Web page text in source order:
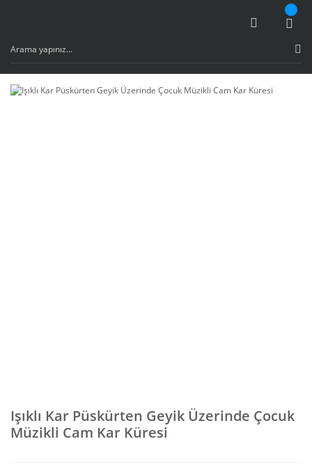
Işıklı Kar Püskürten Geyik Üzerinde Çocuk
Müzikli Cam Kar Küresi